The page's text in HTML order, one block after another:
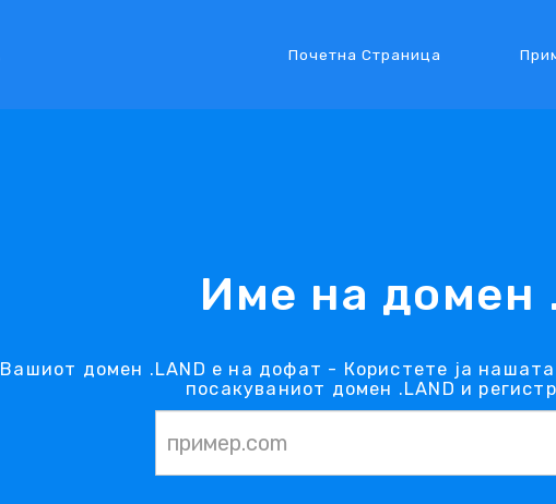
Почетна Страница
Име на домен
Вашиот домен .LAND е на дофат - Користете ја
посакуваниот домен .LAND и